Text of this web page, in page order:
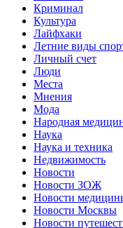
Криминал
Культура
Лайфхаки
Летние виды
Личный счет
Люди
Места
Мнения
Мода
Народная
Наука
Наука и техника
Недвижимость
Новости
Новости ЗОЖ
Новости
Новости Москвы
Новости